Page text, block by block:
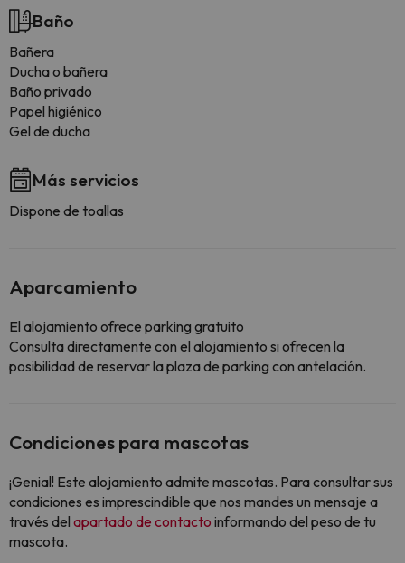
Baño
Bañera
Ducha o bañera
Baño privado
Papel higiénico
Gel de ducha
Más servicios
Dispone de toallas
Aparcamiento
El alojamiento ofrece parking gratuito
Consulta directamente con el alojamiento si ofrecen la
posibilidad de reservar la plaza de parking con antelación.
Condiciones para mascotas
¡Genial! Este alojamiento admite mascotas. Para consultar sus
condiciones es imprescindible que nos mandes un mensaje a
través del apartado de contacto informando del peso de tu
mascota.